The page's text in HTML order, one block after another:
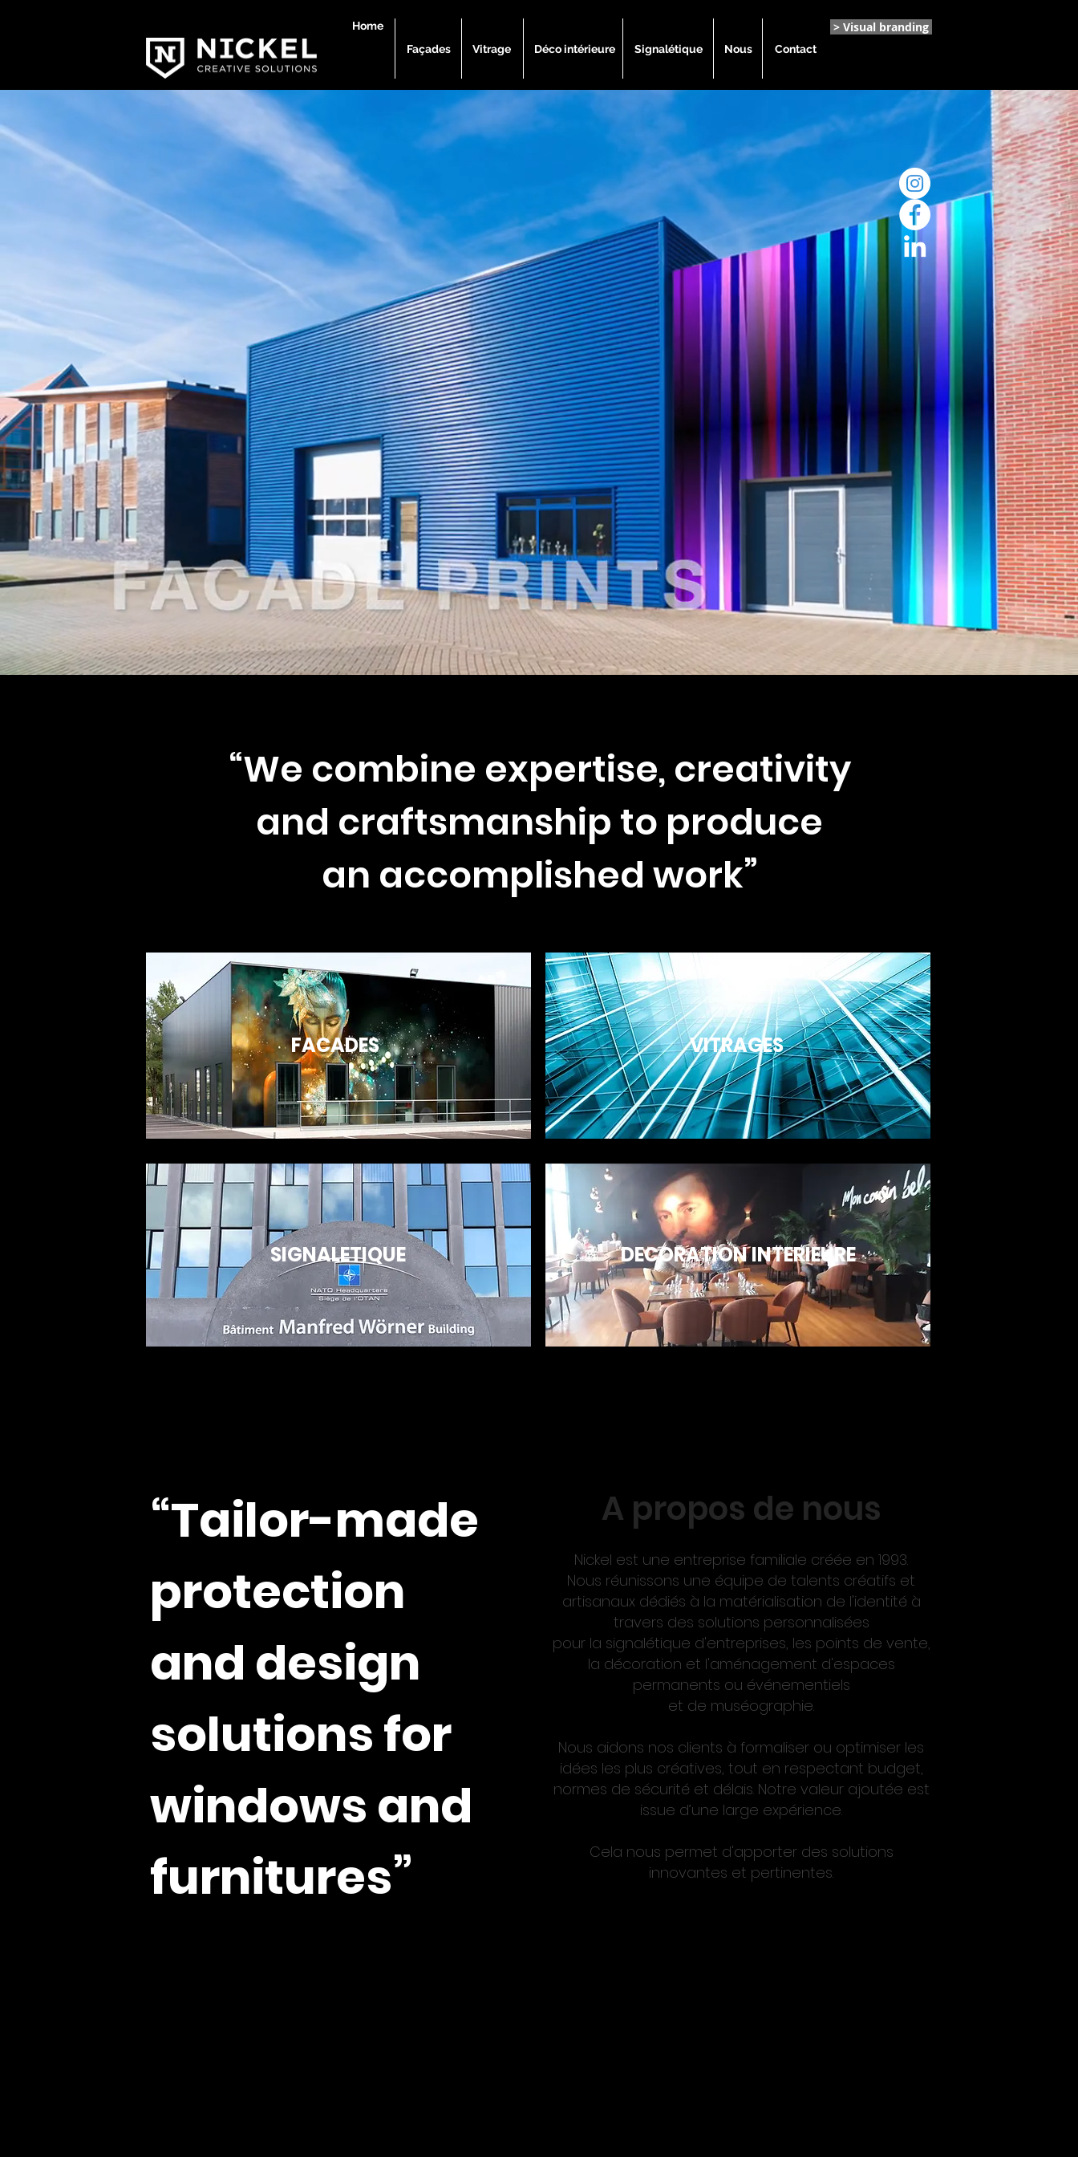
Home
Façades
Vitrage Déco intérieure Signalétique Nous Contact
> Visual branding
FACADES VITRAGES
SIGNALETIQUE DECORATION INTERIEURE
“We combine expertise, creativity
and craftsmanship to produce
an accomplished work”
“Tailor-made
protection
and design
solutions for
windows and
furnitures”
Nickel est une entreprise familiale créée en 1993.
Nous réunissons une équipe de talents créatifs et
artisanaux dédiés à la matérialisation de l'identité à
travers des solutions personnalisées
pour la signalétique d'entreprises, les points de vente,
la décoration et l'aménagement d'espaces
permanents ou événementiels
et de muséographie.
Nous aidons nos clients à formaliser ou optimiser les
idées les plus créatives, tout en respectant budget,
normes de sécurité et délais. Notre valeur ajoutée est
issue d’une large expérience.
Cela nous permet d'apporter des solutions
innovantes et pertinentes.
A propos de nous